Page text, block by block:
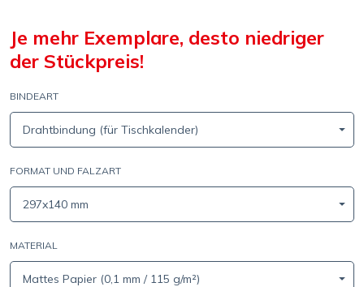
Je mehr Exemplare, desto niedriger
der Stückpreis!
BINDEART
Drahtbindung (für Tischkalender)
FORMAT UND FALZART
297x140 mm
MATERIAL
Mattes Papier (0,1 mm / 115 g/m²)